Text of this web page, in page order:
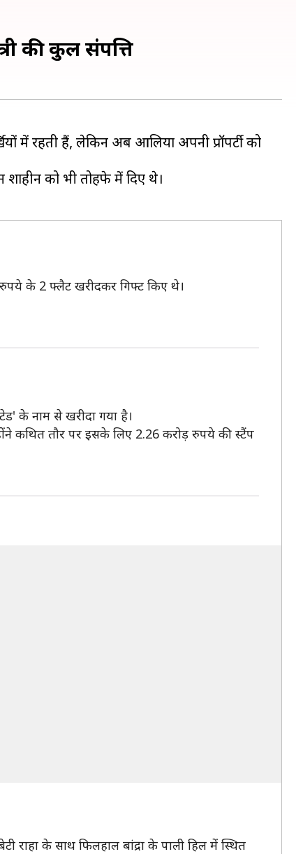
की कुल संपत्ति
में रहती हैं, लेकिन अब आलिया अपनी प्रॉपर्टी को
को भी तोहफे में दिए थे।
रुपये के 2 फ्लैट खरीदकर गिफ्ट किए थे।
के नाम से खरीदा गया है।
कथित तौर पर इसके लिए 2.26 करोड़ रुपये की स्टैंप
राहा के साथ फिलहाल बांद्रा के पाली हिल में स्थित